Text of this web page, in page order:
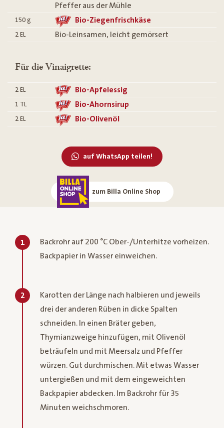
Pfeffer aus der Mühle
150 g Bio-Ziegenfrischkäse
2 EL Bio-Leinsamen, leicht gemörsert
Für die Vinaigrette:
2 EL Bio-Apfelessig
1 TL Bio-Ahornsirup
2 EL Bio-Olivenöl
auf WhatsApp teilen!
zum Billa Online Shop
1
Backrohr auf 200 °C Ober-/Unterhitze vorheizen.
Backpapier in Wasser einweichen.
2
Karotten der Länge nach halbieren und jeweils
drei der anderen Rüben in dicke Spalten
schneiden. In einen Bräter geben,
Thymianzweige hinzufügen, mit Olivenöl
beträufeln und mit Meersalz und Pfeffer
würzen. Gut durchmischen. Mit etwas Wasser
untergießen und mit dem eingeweichten
Backpapier abdecken. Im Backrohr für 35
Minuten weichschmoren.